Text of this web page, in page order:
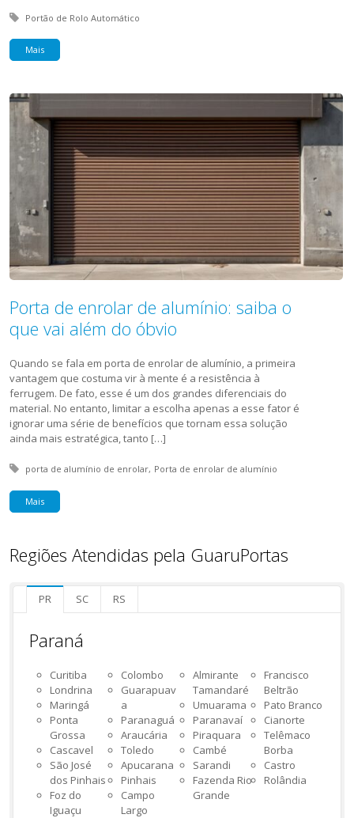
Tagged with:
Portão de Rolo Automático
Mais
Porta de enrolar de alumínio: saiba o
que vai além do óbvio
Quando se fala em porta de enrolar de alumínio, a primeira
vantagem que costuma vir à mente é a resistência à
ferrugem. De fato, esse é um dos grandes diferenciais do
material. No entanto, limitar a escolha apenas a esse fator é
ignorar uma série de benefícios que tornam essa solução
ainda mais estratégica, tanto […]
Tagged with:
porta de alumínio de enrolar Porta de enrolar de alumínio
Mais
Regiões Atendidas pela GuaruPortas
PR SC RS
Paraná
Curitiba
Londrina
Maringá
Ponta
Grossa
Cascavel
São José
dos Pinhais
Foz do
Iguaçu
Colombo
Guarapuav
a
Paranaguá
Araucária
Toledo
Apucarana
Pinhais
Campo
Largo
Almirante
Tamandaré
Umuarama
Paranavaí
Piraquara
Cambé
Sarandi
Fazenda Rio
Grande
Francisco
Beltrão
Pato Branco
Cianorte
Telêmaco
Borba
Castro
Rolândia